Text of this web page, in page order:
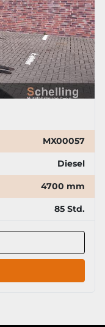
MX00057
Diesel
4700 mm
85 Std.